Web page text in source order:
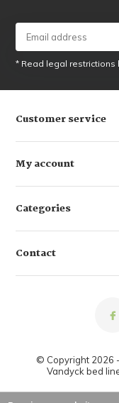
* Read legal restrictions
Customer service
My account
Categories
Contact
© Copyright 2026
Vandyck bed